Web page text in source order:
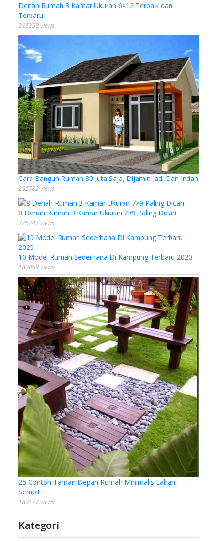
Denah Rumah 3 Kamar Ukuran 6×12 Terbaik dan
Terbaru
315353 views
Cara Bangun Rumah 30 Juta Saja, Dijamin Jadi Dan Indah
235782 views
8 Denah Rumah 3 Kamar Ukuran 7×9 Paling Dicari
225243 views
10 Model Rumah Sederhana Di Kampung Terbaru 2020
183059 views
25 Contoh Taman Depan Rumah Minimalis Lahan
Sempit
182577 views
Kategori